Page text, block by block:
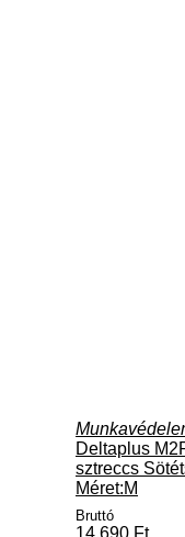
Deltaplus
sztreccs
Méret:M
14,690 Ft
Bruttó